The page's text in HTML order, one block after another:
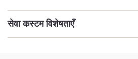
सेवा कस्टम विशेषताएँ